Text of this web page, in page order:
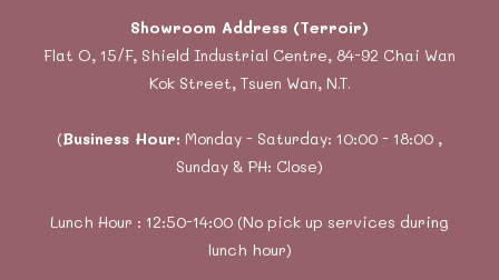
Showroom Address (Terroir)
Flat O, 15/F, Shield Industrial Centre, 84-92 Chai Wan
Kok Street, Tsuen Wan, N.T.
(Business Hour: Monday - Saturday: 10:00 - 18:00 ,
Sunday & PH: Close)
Lunch Hour : 12:50-14:00 (No pick up services during
lunch hour)